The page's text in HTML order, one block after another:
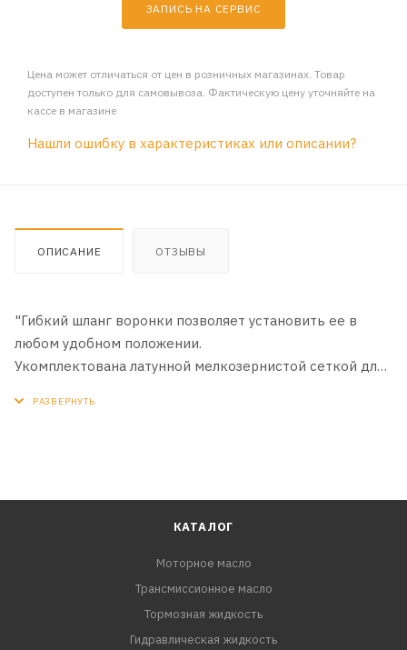
ЗАПИСЬ НА СЕРВИС
Цена может отличаться от цен в розничных магазинах. Товар
доступен только для самовывоза. Фактическую цену уточняйте на
кассе в магазине
Нашли ошибку в характеристиках или описании?
ОПИСАНИЕ ОТЗЫВЫ
"Гибкий шланг воронки позволяет установить ее в
любом удобном положении.
Укомплектована латунной мелкозернистой сеткой для
КАТАЛОГ
Моторное масло
Трансмиссионное масло
Тормозная жидкость
Гидравлическая жидкость